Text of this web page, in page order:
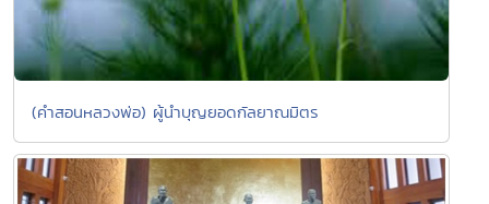
(คำสอนหลวงพ่อ) ผู้นำบุญยอดกัลยาณมิตร